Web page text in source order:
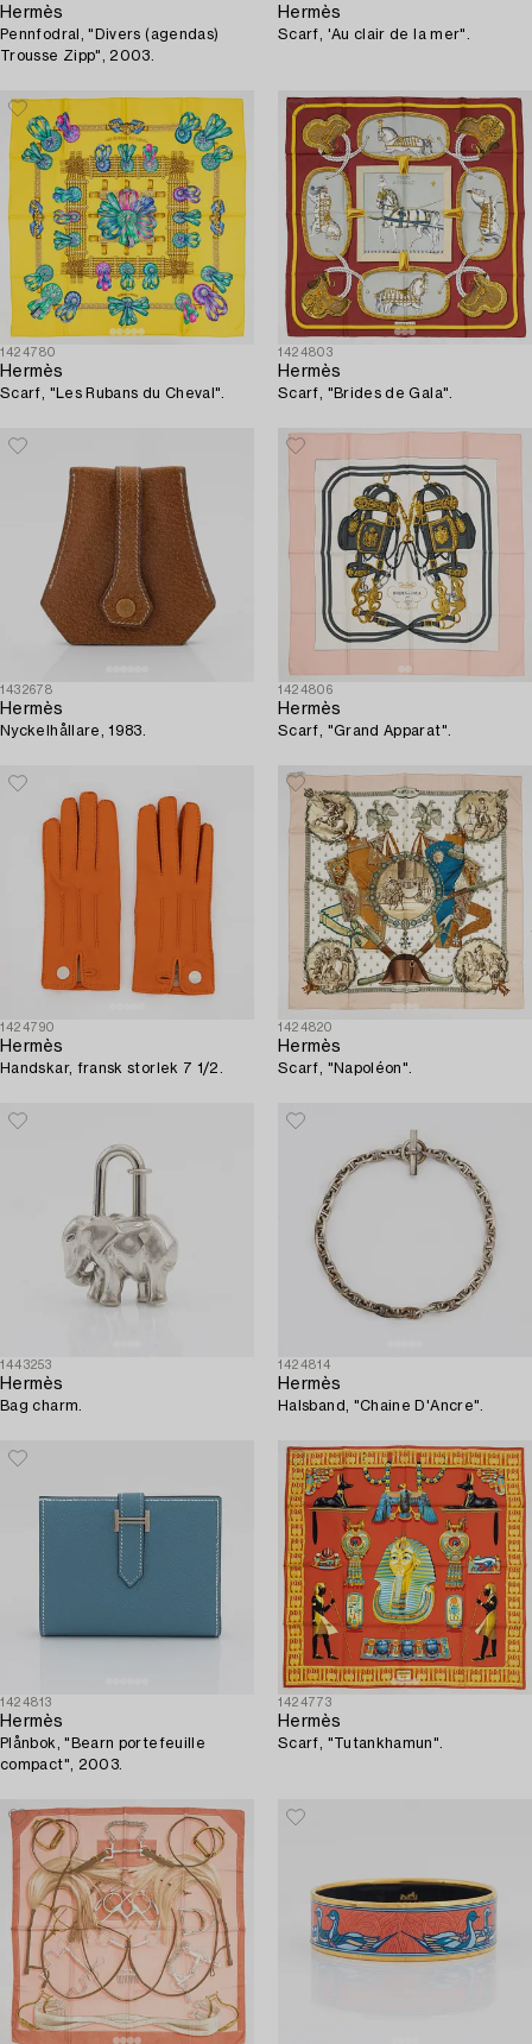
Hermès
Pennfodral, "Divers (agendas)
Trousse Zipp", 2003.
Hermès
Scarf, 'Au clair de la mer".
1424780
Hermès
Scarf, "Les Rubans du Cheval".
1424803
Hermès
Scarf, "Brides de Gala".
1432678
Hermès
Nyckelhållare, 1983.
1424806
Hermès
Scarf, "Grand Apparat".
1424790
Hermès
Handskar, fransk storlek 7 1/2.
1424820
Hermès
Scarf, "Napoléon".
1443253
Hermès
Bag charm.
1424814
Hermès
Halsband, "Chaine D'Ancre".
1424813
Hermès
Plånbok, "Bearn portefeuille
compact", 2003.
1424773
Hermès
Scarf, "Tutankhamun".